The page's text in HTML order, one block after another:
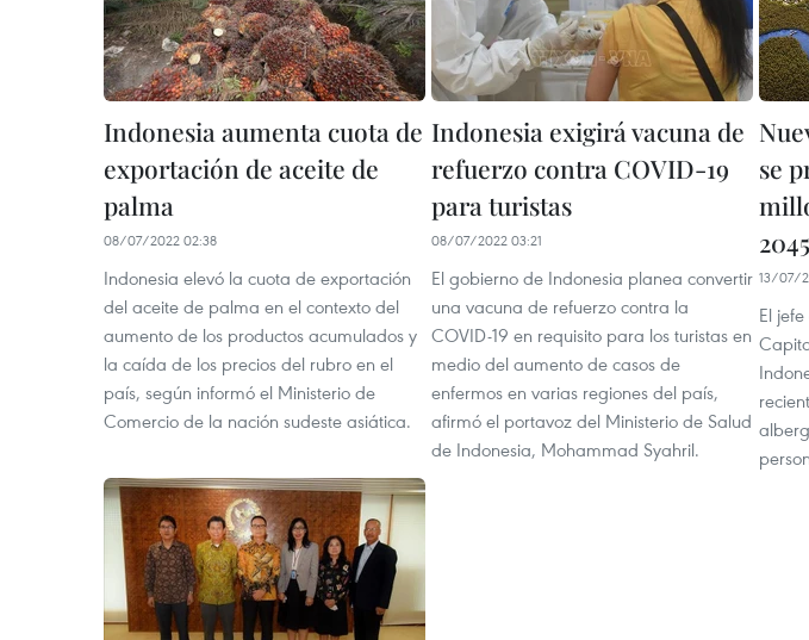
Indonesia aumenta cuota de
exportación de aceite de
palma
08/07/2022 02:38
Indonesia elevó la cuota de exportación
del aceite de palma en el contexto del
aumento de los productos acumulados y
la caída de los precios del rubro en el
país, según informó el Ministerio de
Comercio de la nación sudeste asiática.
Indonesia exigirá vacuna de
refuerzo contra COVID-19
para turistas
08/07/2022 03:21
El gobierno de Indonesia planea convertir
una vacuna de refuerzo contra la
COVID-19 en requisito para los turistas en
medio del aumento de casos de
enfermos en varias regiones del país,
afirmó el portavoz del Ministerio de Salud
de Indonesia, Mohammad Syahril.
se
2045
13/07/
El